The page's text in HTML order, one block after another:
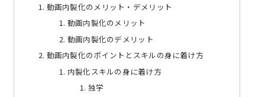
動画内製化のメリット・デメリット
動画内製化のメリット
動画内製化のデメリット
動画内製化のポイントとスキルの身に着け方
内製化スキルの身に着け方
独学